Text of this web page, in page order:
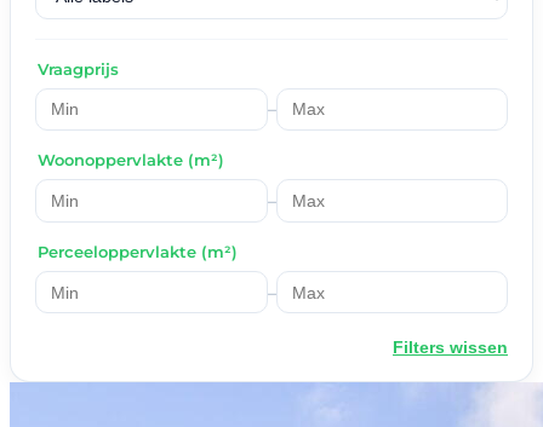
Vraagprijs
–
Woonoppervlakte (m²)
–
Perceeloppervlakte (m²)
–
Filters wissen